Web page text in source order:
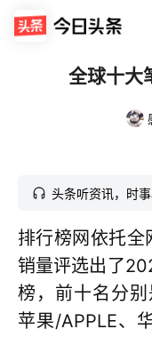
全球十大
头条听资讯，时
排行榜网依托全
销量评选出了
榜，前十名分
苹果/APPLE、